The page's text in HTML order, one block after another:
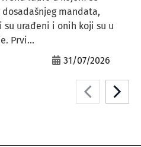
mandata,
su urađeni i onih koji su u
Prvi...
31/07/2026